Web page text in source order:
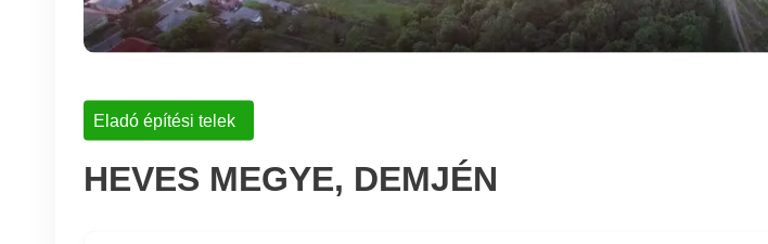
Eladó építési telek
HEVES MEGYE, DEMJÉN